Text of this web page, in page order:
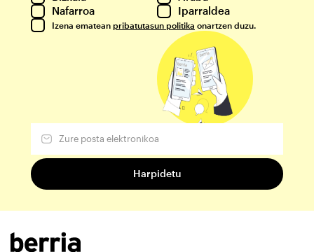
Nafarroa
Iparraldea
Izena ematean pribatutasun politika onartzen duzu.